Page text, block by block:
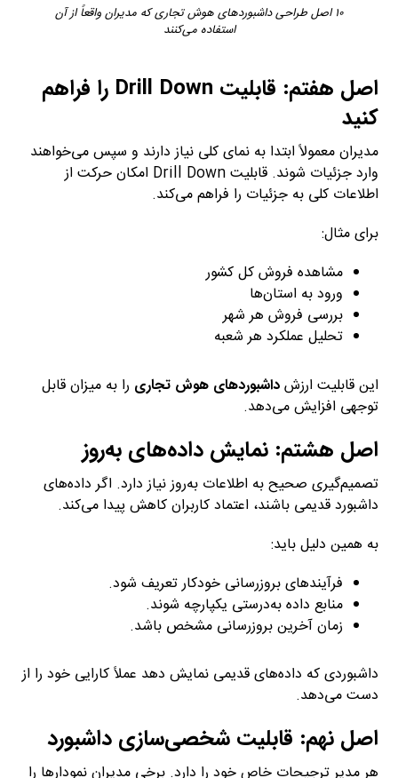
۱۰ اصل طراحی داشبوردهای هوش تجاری که مدیران واقعاً از آن
استفاده می‌کنند
اصل هفتم: قابلیت Drill Down را فراهم
کنید
مدیران معمولاً ابتدا به نمای کلی نیاز دارند و سپس می‌خواهند
وارد جزئیات شوند. قابلیت Drill Down امکان حرکت از
اطلاعات کلی به جزئیات را فراهم می‌کند.
برای مثال:
مشاهده فروش کل کشور
ورود به استان‌ها
بررسی فروش هر شهر
تحلیل عملکرد هر شعبه
این قابلیت ارزشداشبوردهای هوش تجاری را به میزان قابل
توجهی افزایش می‌دهد.
اصل هشتم: نمایش داده‌های به‌روز
تصمیم‌گیری صحیح به اطلاعات به‌روز نیاز دارد. اگر داده‌های
داشبورد قدیمی باشند، اعتماد کاربران کاهش پیدا می‌کند.
به همین دلیل باید:
فرآیندهای بروزرسانی خودکار تعریف شود.
منابع داده به‌درستی یکپارچه شوند.
زمان آخرین بروزرسانی مشخص باشد.
داشبوردی که داده‌های قدیمی نمایش دهد عملاً کارایی خود را از
دست می‌دهد.
اصل نهم: قابلیت شخصی‌سازی داشبورد
هر مدیر ترجیحات خاص خود را دارد. برخی مدیران نمودارها را